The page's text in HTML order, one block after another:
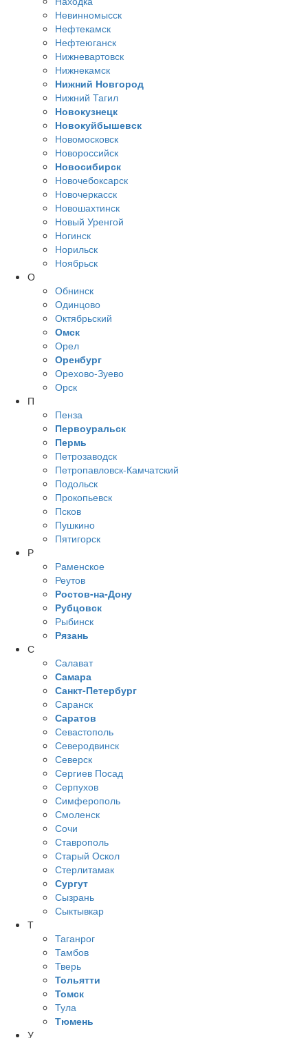
Невинномысск
Нефтекамск
Нефтеюганск
Нижневартовск
Нижнекамск
Нижний Новгород
Нижний Тагил
Новокузнецк
Новокуйбышевск
Новомосковск
Новороссийск
Новосибирск
Новочебоксарск
Новочеркасск
Новошахтинск
Новый Уренгой
Ногинск
Норильск
Ноябрьск
О
Обнинск
Одинцово
Октябрьский
Омск
Орел
Оренбург
Орехово-Зуево
Орск
П
Пенза
Первоуральск
Пермь
Петрозаводск
Петропавловск-Камчатский
Подольск
Прокопьевск
Псков
Пушкино
Пятигорск
Р
Раменское
Реутов
Ростов-на-Дону
Рубцовск
Рыбинск
Рязань
С
Салават
Самара
Санкт-Петербург
Саранск
Саратов
Севастополь
Северодвинск
Северск
Сергиев Посад
Серпухов
Симферополь
Смоленск
Сочи
Ставрополь
Старый Оскол
Стерлитамак
Сургут
Сызрань
Сыктывкар
Т
Таганрог
Тамбов
Тверь
Тольятти
Томск
Тула
Тюмень
У